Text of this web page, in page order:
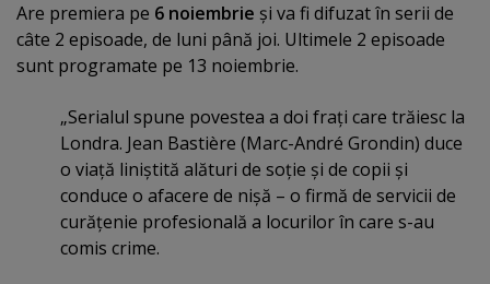
Are premiera pe 6 noiembrie şi va fi difuzat în serii de
câte 2 episoade, de luni până joi. Ultimele 2 episoade
sunt programate pe 13 noiembrie.
„Serialul spune povestea a doi fraţi care trăiesc la
Londra. Jean Bastière (Marc-André Grondin) duce
o viaţă liniştită alături de soţie şi de copii şi
conduce o afacere de nişă – o firmă de servicii de
curăţenie profesională a locurilor în care s-au
comis crime.